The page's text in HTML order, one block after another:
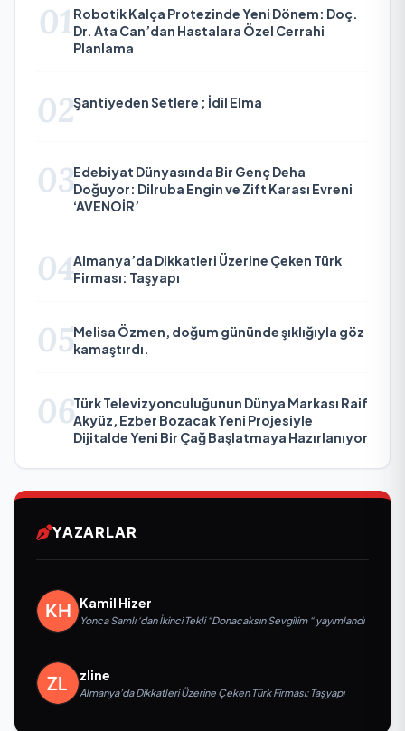
01 Robotik Kalça Protezinde Yeni Dönem: Doç.
Dr. Ata Can’dan Hastalara Özel Cerrahi
Planlama
02Şantiyeden Setlere ; İdil Elma
03Edebiyat Dünyasında Bir Genç Deha
Doğuyor: Dilruba Engin ve Zift Karası Evreni
‘AVENOİR’
04Almanya’da Dikkatleri Üzerine Çeken Türk
Firması: Taşyapı
05Melisa Özmen, doğum gününde şıklığıyla göz
kamaştırdı.
06Türk Televizyonculuğunun Dünya Markası Raif
Akyüz, Ezber Bozacak Yeni Projesiyle
Dijitalde Yeni Bir Çağ Başlatmaya Hazırlanıyor
YAZARLAR
Kamil Hizer
Yonca Samlı ‘dan İkinci Tekli “Donacaksın Sevgilim “ yayımlandı
zline
Almanya’da Dikkatleri Üzerine Çeken Türk Firması: Taşyapı